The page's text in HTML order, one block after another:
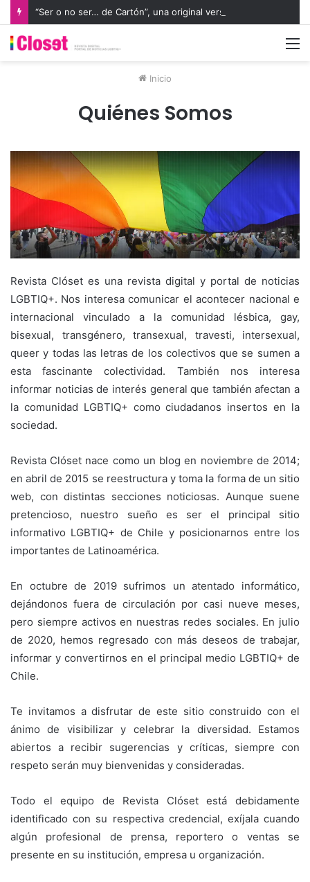
Inicio
Quiénes Somos
Revista Clóset es una revista digital y portal de noticias
LGBTIQ+. Nos interesa comunicar el acontecer nacional e
internacional vinculado a la comunidad lésbica, gay,
bisexual, transgénero, transexual, travesti, intersexual,
queer y todas las letras de los colectivos que se sumen a
esta fascinante colectividad. También nos interesa
informar noticias de interés general que también afectan a
la comunidad LGBTIQ+ como ciudadanos insertos en la
sociedad.
Revista Clóset nace como un blog en noviembre de 2014;
en abril de 2015 se reestructura y toma la forma de un sitio
web, con distintas secciones noticiosas. Aunque suene
pretencioso, nuestro sueño es ser el principal sitio
informativo LGBTIQ+ de Chile y posicionarnos entre los
importantes de Latinoamérica.
En octubre de 2019 sufrimos un atentado informático,
dejándonos fuera de circulación por casi nueve meses,
pero siempre activos en nuestras redes sociales. En julio
de 2020, hemos regresado con más deseos de trabajar,
informar y convertirnos en el principal medio LGBTIQ+ de
Chile.
Te invitamos a disfrutar de este sitio construido con el
ánimo de visibilizar y celebrar la diversidad. Estamos
abiertos a recibir sugerencias y críticas, siempre con
respeto serán muy bienvenidas y consideradas.
Todo el equipo de Revista Clóset está debidamente
identificado con su respectiva credencial, exíjala cuando
algún profesional de prensa, reportero o ventas se
presente en su institución, empresa u organización.